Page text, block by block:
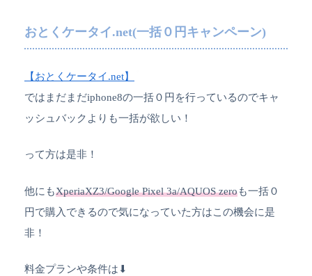
おとくケータイ.net(一括０円キャンペーン)
【おとくケータイ.net】
ではまだまだiphone8の一括０円を行っているのでキャ
ッシュバックよりも一括が欲しい！
って方は是非！
他にもXperiaXZ3/Google Pixel 3a/AQUOS zeroも一括０
円で購入できるので気になっていた方はこの機会に是
非！
料金プランや条件は⬇︎